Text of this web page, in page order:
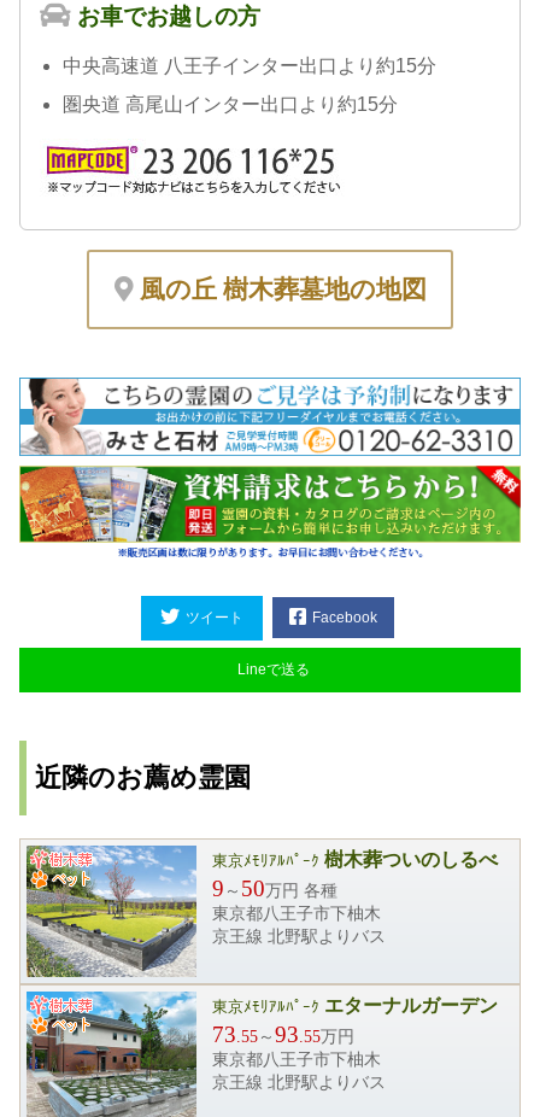
お車でお越しの方
中央高速道 八王子インター出口より約15分
圏央道 高尾山インター出口より約15分
風の丘 樹木葬墓地の地図
ツイート Facebook
Lineで送る
近隣のお薦め霊園
東京ﾒﾓﾘｱﾙﾊﾟｰｸ 樹木葬ついのしるべ
9 ～ 50万円 各種
東京都八王子市下柚木
京王線 北野駅よりバス
東京ﾒﾓﾘｱﾙﾊﾟｰｸ エターナルガーデン
73.55～ 93.55万円
東京都八王子市下柚木
京王線 北野駅よりバス